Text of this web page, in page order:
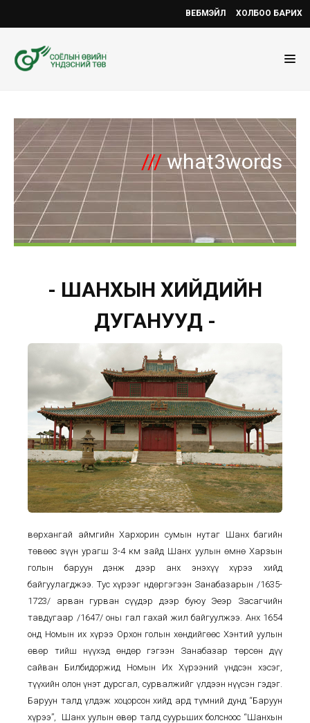
ВЕБМЭЙЛ ХОЛБОО БАРИХ
///what3words
- ШАНХЫН ХИЙДИЙН
ДУГАНУУД -
Өвөрхангай аймгийн Хархорин сумын нутаг Шанх багийн
төвөөс зүүн урагш 3-4 км зайд Шанх уулын өмнө Харзын
голын баруун дэнж дээр анх энэхүү хүрээ хийд
байгуулагджээ. Тус хүрээг Өндөргэгээн Занабазарын /1635-
1723/ арван гурван сүүдэр дээр буюу Эеэр Засагчийн
тавдугаар /1647/ оны гал гахай жил байгуулжээ. Анх 1654
онд Номын их хүрээ Орхон голын хөндийгөөс Хэнтий уулын
өвөр тийш нүүхэд өндөр гэгээн Занабазар төрсөн дүү
сайван Билбидоржид Номын Их Хүрээний үндсэн хэсэг,
түүхийн олон үнэт дурсгал, сурвалжийг үлдээн нүүсэн гэдэг.
Баруун талд үлдэж хоцорсон хийд ард түмний дунд “Баруун
хүрээ”, Шанх уулын өвөр талд суурьших болсноос “Шанхын